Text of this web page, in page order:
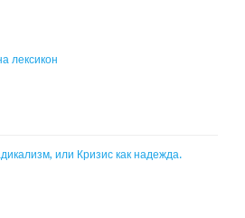
лексикон
или Кризис как надежда.